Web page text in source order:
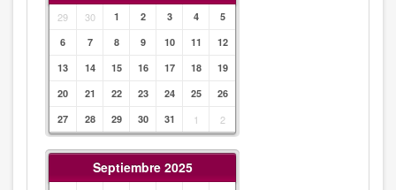
29 30 1 2 3 4
5
6
7 8 9 10 11
12
13
14 15 16 17 18
19
20
21 22 23 24 25
26
27
28 29 30 31 1 2
Septiembre 2025